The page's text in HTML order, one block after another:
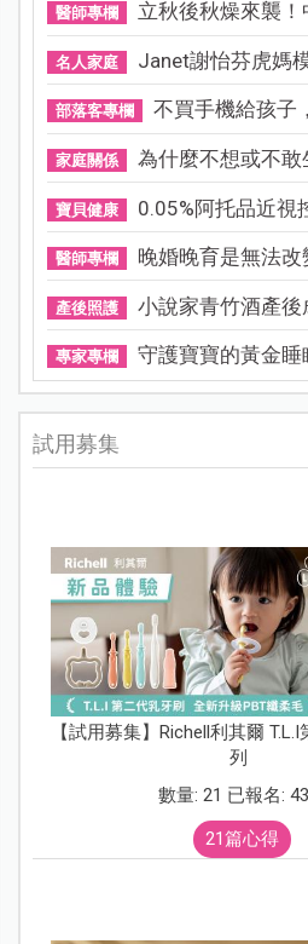
醫師專欄 立秋後秋燥來襲！
名人家庭 Janet謝怡芬虎媽模
部落客專欄 不買手機給孩子，
家庭關係 為什麼不想或不敢
寶貝健康 0.05%阿托品近視控
醫師專欄 晚婚晚育是無法改
產後照護 小說家青竹酒產後
專家專欄 守護寶寶的黃金睡
試用募集
【試用募集】Richell利其爾
列
數量: 21 已報名:
21篇心得